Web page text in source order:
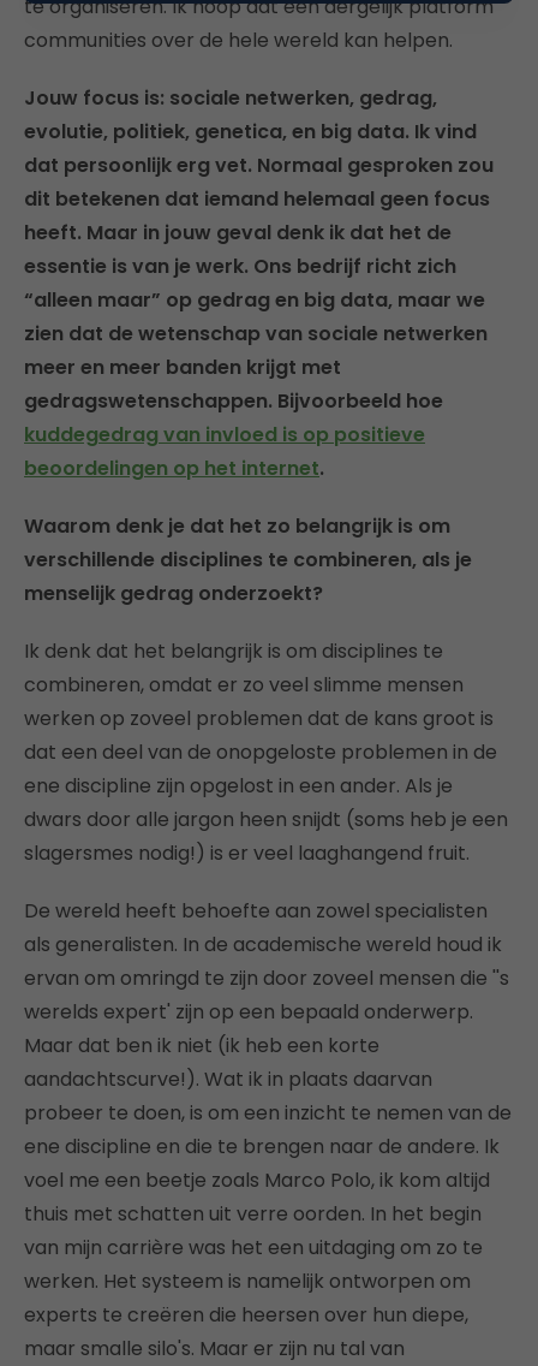
te organiseren. Ik hoop dat een dergelijk platform
communities over de hele wereld kan helpen.
Jouw focus is: sociale netwerken, gedrag,
evolutie, politiek, genetica, en big data. Ik vind
dat persoonlijk erg vet. Normaal gesproken zou
dit betekenen dat iemand helemaal geen focus
heeft. Maar in jouw geval denk ik dat het de
essentie is van je werk. Ons bedrijf richt zich
“alleen maar” op gedrag en big data, maar we
zien dat de wetenschap van sociale netwerken
meer en meer banden krijgt met
gedragswetenschappen. Bijvoorbeeld hoe
kuddegedrag van invloed is op positieve
beoordelingen op het internet.
Waarom denk je dat het zo belangrijk is om
verschillende disciplines te combineren, als je
menselijk gedrag onderzoekt?
Ik denk dat het belangrijk is om disciplines te
combineren, omdat er zo veel slimme mensen
werken op zoveel problemen dat de kans groot is
dat een deel van de onopgeloste problemen in de
ene discipline zijn opgelost in een ander. Als je
dwars door alle jargon heen snijdt (soms heb je een
slagersmes nodig!) is er veel laaghangend fruit.
De wereld heeft behoefte aan zowel specialisten
als generalisten. In de academische wereld houd ik
ervan om omringd te zijn door zoveel mensen die ''s
werelds expert' zijn op een bepaald onderwerp.
Maar dat ben ik niet (ik heb een korte
aandachtscurve!). Wat ik in plaats daarvan
probeer te doen, is om een inzicht te nemen van de
ene discipline en die te brengen naar de andere. Ik
voel me een beetje zoals Marco Polo, ik kom altijd
thuis met schatten uit verre oorden. In het begin
van mijn carrière was het een uitdaging om zo te
werken. Het systeem is namelijk ontworpen om
experts te creëren die heersen over hun diepe,
maar smalle silo's. Maar er zijn nu tal van